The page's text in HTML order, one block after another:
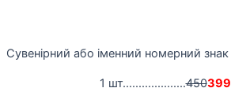
Сувенірний або іменний номерний знак
1 шт....................450399